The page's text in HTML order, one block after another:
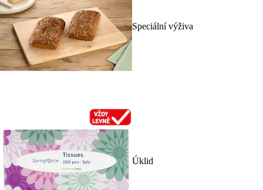
Speciální výživa
Úklid